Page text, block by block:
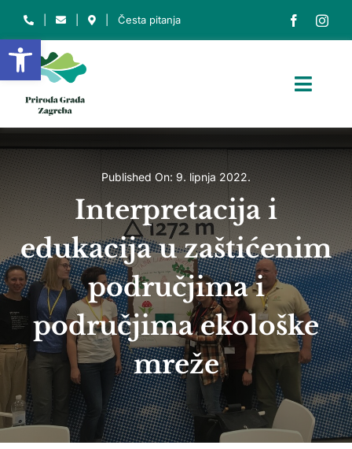
Open toolbar
content
Česta pitanja
NASLOVNICA
O NAMA
O PARKU
ZAŠTIĆENA PODRUČJA
EDU. CENTAR
INFO
Traži...
Published On: 9. lipnja 2022.
Interpretacija i
edukacija u zaštićenim
područjima i
područjima ekološke
mreže